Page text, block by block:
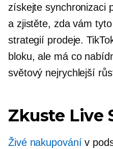
získejte synchronizaci
a zjistěte, zda vám
strategií prodeje.
bloku, ale má co
světový nejrychlejší
Zkuste Live
Živé nakupovánív